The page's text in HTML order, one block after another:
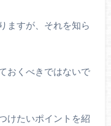
ますが、それを知ら
おくべきではないで
けたいポイントを紹